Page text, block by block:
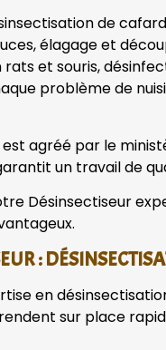
de
élagage et
et souris,
problème de
est agréé par le
un travail de
Désinsectiseur
:
en
sur place